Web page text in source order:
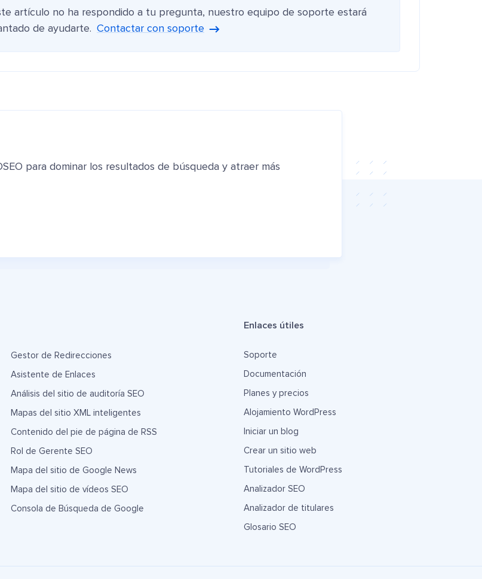
artículo no ha respondido a tu pregunta, nuestro equipo de soporte estará
de ayudarte. Contactar con soporte
para dominar los resultados de búsqueda y atraer más
Gestor de Redirecciones
Asistente de Enlaces
Análisis del sitio de auditoría SEO
Mapas del sitio XML inteligentes
Contenido del pie de página de RSS
Rol de Gerente SEO
Mapa del sitio de Google News
Mapa del sitio de vídeos SEO
Consola de Búsqueda de Google
Enlaces útiles
Soporte
Documentación
Planes y precios
Alojamiento WordPress
Iniciar un blog
Crear un sitio web
Tutoriales de WordPress
Analizador SEO
Analizador de titulares
Glosario SEO